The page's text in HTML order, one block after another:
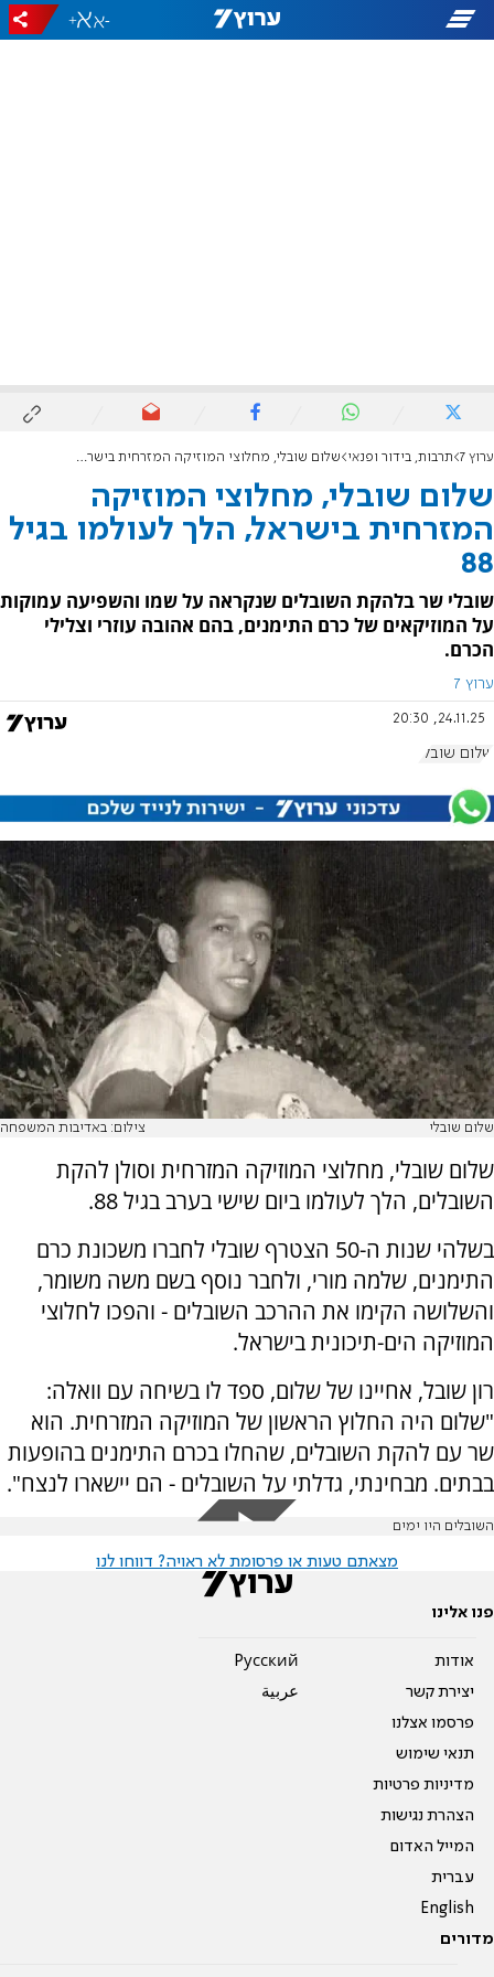
-
+
ערוץ 7 תרבות, בידור ופנאי שלום שובלי, מחלוצי המוזיקה המזרחית בישראל, הלך לעולמו בגיל 88
שלום שובלי, מחלוצי המוזיקה
המזרחית בישראל, הלך לעולמו בגיל
88
שובלי שר בלהקת השובלים שנקראה על שמו והשפיעה עמוקות
על המוזיקאים של כרם התימנים, בהם אהובה עוזרי וצלילי
הכרם.
ערוץ 7
24.11.25, 20:30
שלום שובלי
שלום שובלי צילום: באדיבות המשפחה
שלום שובלי, מחלוצי המוזיקה המזרחית וסולן להקת
השובלים, הלך לעולמו ביום שישי בערב בגיל 88.
בשלהי שנות ה-50 הצטרף שובלי לחברו משכונת כרם
התימנים, שלמה מורי, ולחבר נוסף בשם משה משומר,
והשלושה הקימו את ההרכב השובלים - והפכו לחלוצי
המוזיקה הים-תיכונית בישראל.
רון שובל, אחיינו של שלום, ספד לו בשיחה עם וואלה:
"שלום היה החלוץ הראשון של המוזיקה המזרחית. הוא
שר עם להקת השובלים, שהחלו בכרם התימנים בהופעות
בבתים. מבחינתי, גדלתי על השובלים - הם יישארו לנצח".
השובלים היו ימים
מצאתם טעות או פרסומת לא ראויה? דווחו לנו
פנו אלינו
אודות
יצירת קשר
פרסמו אצלנו
תנאי שימוש
מדיניות פרטיות
הצהרת נגישות
המייל האדום
עברית
English
Pусский
عربية
מדורים